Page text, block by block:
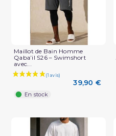
Maillot de Bain Homme
Qaba’il S26 – Swimshort
avec...
39,90 €
En stock